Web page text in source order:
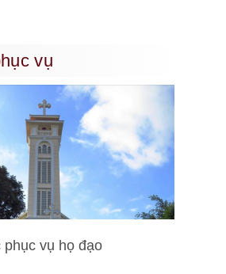
vụ
phục vụ họ đạo